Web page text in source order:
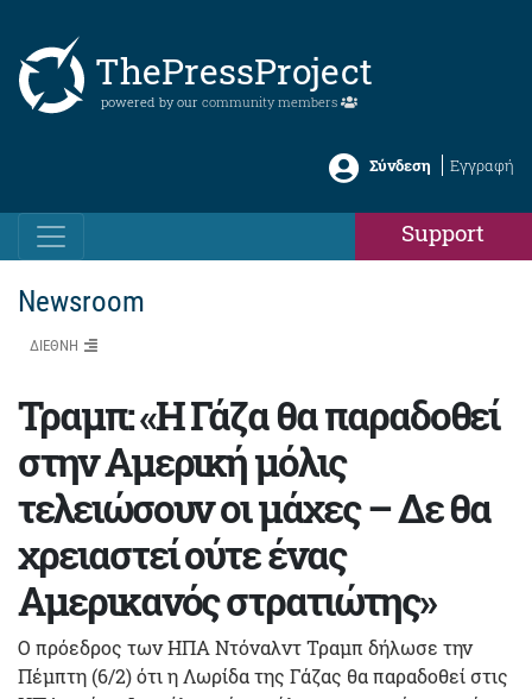
ThePressProject
powered by our community members
Σύνδεση Εγγραφή
Support
Newsroom
ΔΙΕΘΝΗ
Τραμπ: «Η Γάζα θα παραδοθεί
στην Αμερική μόλις
τελειώσουν οι μάχες – Δε θα
χρειαστεί ούτε ένας
Αμερικανός στρατιώτης»
Ο πρόεδρος των ΗΠΑ Ντόναλντ Τραμπ δήλωσε την
Πέμπτη (6/2) ότι η Λωρίδα της Γάζας θα παραδοθεί στις